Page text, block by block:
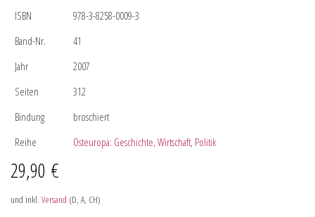
ISBN
978-3-8258-0009-3
Band-Nr.
41
Jahr
2007
Seiten
312
Bindung
broschiert
Reihe
Osteuropa: Geschichte, Wirtschaft, Politik
29,90 €
und inkl. Versand (D, A, CH)